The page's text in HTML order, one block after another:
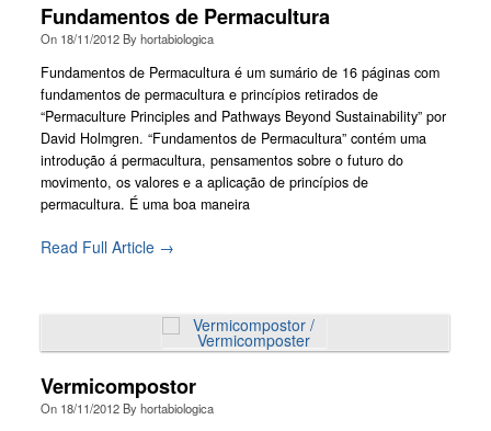
Fundamentos de Permacultura
On 18/11/2012Byhortabiologica
Fundamentos de Permacultura é um sumário de 16 páginas com
fundamentos de permacultura e princípios retirados de
“Permaculture Principles and Pathways Beyond Sustainability” por
David Holmgren. “Fundamentos de Permacultura” contém uma
introdução á permacultura, pensamentos sobre o futuro do
movimento, os valores e a aplicação de princípios de
permacultura. É uma boa maneira
Read Full Article →
Vermicompostor
On 18/11/2012Byhortabiologica